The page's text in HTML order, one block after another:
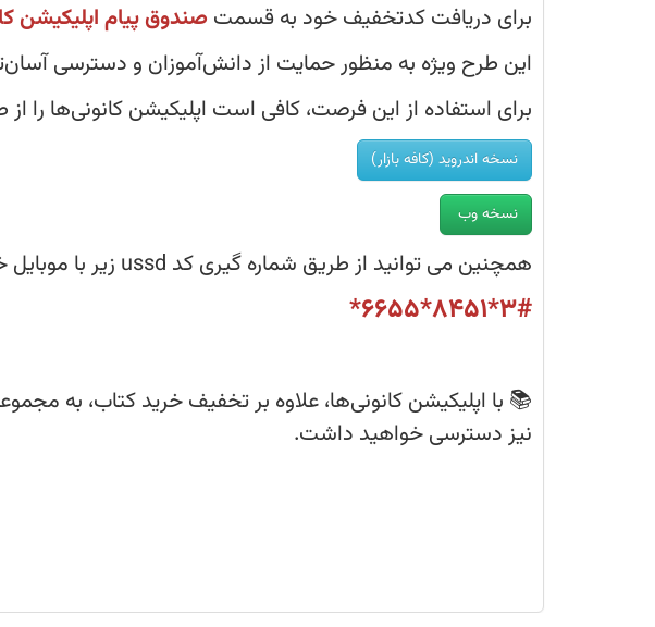
خرید
کتاب
سایت
کانون
بوک
دریافت
کنید.
برای دریافت کدتخفیف خود به قسمت صندوق پیام اپلیکیشن
نمایید.
این طرح ویژه به منظور حمایت از دانش‌آموزان و دسترسی
برای استفاده از این فرصت، کافی است اپلیکیشن کانونی‌ها را
نسخه اندروید (کافه بازار)
همچنین می توانید از طریق شماره گیری کد ussd زیر با موبایل خود لینک نصب اپ را دریافت کنید:
📚 با اپلیکیشن کانونی‌ها، علاوه بر تخفیف خرید کتاب، به